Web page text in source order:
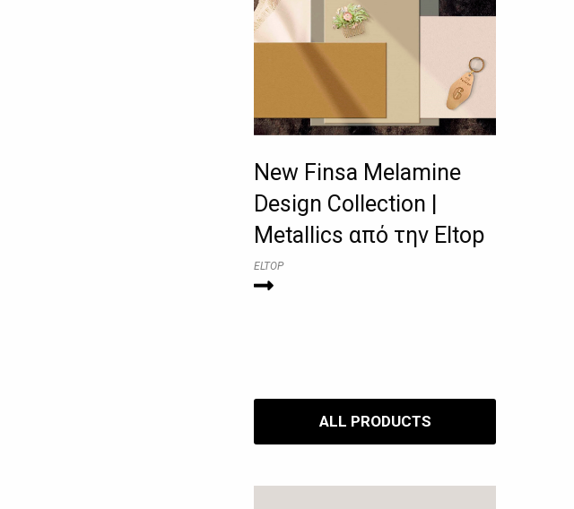
New Finsa Melamine
Design Collection |
Metallics από την Eltop
ELTOP
ALL PRODUCTS